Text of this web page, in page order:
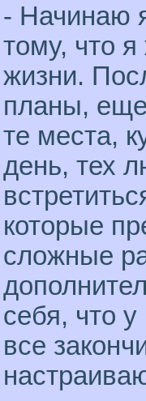
- Начинаю
тому, что
жизни.
планы,
те места,
день, тех
которые
сложные
себя, что
все